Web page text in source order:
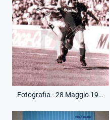
Fotografia - 28 Maggio 1989 - Campionato Serie A - Roma-Lazio